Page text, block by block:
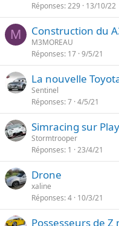
Réponses 229 13/10/22
M Construction du
M3MOREAU
Réponses 17 9/5/21
La nouvelle
Sentinel
Réponses 7 4/5/21
Simracing sur
Stormtrooper
Réponses 1 23/4/21
Drone
xaline
Réponses 4 10/3/21
Possesseurs de Z